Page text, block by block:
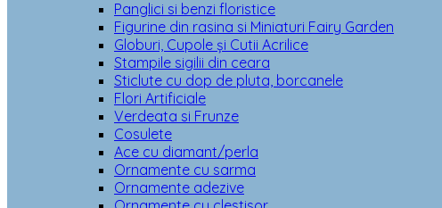
Panglici si benzi floristice
Figurine din rasina si Miniaturi Fairy Garden
Globuri, Cupole și Cutii Acrilice
Stampile sigilii din ceara
Sticlute cu dop de pluta, borcanele
Flori Artificiale
Verdeata si Frunze
Cosulete
Ace cu diamant/perla
Ornamente cu sarma
Ornamente adezive